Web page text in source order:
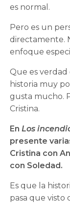
es normal.
Pero es un
directamente.
enfoque
Que es
historia muy
gusta mucho.
Cristina.
En Los
presente
Cristina con
con Soledad.
Es que la
pasa que visto